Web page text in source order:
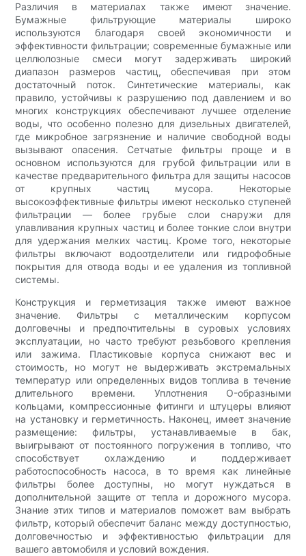
Различия в материалах также имеют значение.
Бумажные фильтрующие материалы широко
используются благодаря своей экономичности и
эффективности фильтрации; современные бумажные или
целлюлозные смеси могут задерживать широкий
диапазон размеров частиц, обеспечивая при этом
достаточный поток. Синтетические материалы, как
правило, устойчивы к разрушению под давлением и во
многих конструкциях обеспечивают лучшее отделение
воды, что особенно полезно для дизельных двигателей,
где микробное загрязнение и наличие свободной воды
вызывают опасения. Сетчатые фильтры проще и в
основном используются для грубой фильтрации или в
качестве предварительного фильтра для защиты насосов
от крупных частиц мусора. Некоторые
высокоэффективные фильтры имеют несколько ступеней
фильтрации — более грубые слои снаружи для
улавливания крупных частиц и более тонкие слои внутри
для удержания мелких частиц. Кроме того, некоторые
фильтры включают водоотделители или гидрофобные
покрытия для отвода воды и ее удаления из топливной
системы.
Конструкция и герметизация также имеют важное
значение. Фильтры с металлическим корпусом
долговечны и предпочтительны в суровых условиях
эксплуатации, но часто требуют резьбового крепления
или зажима. Пластиковые корпуса снижают вес и
стоимость, но могут не выдерживать экстремальных
температур или определенных видов топлива в течение
длительного времени. Уплотнения O-образными
кольцами, компрессионные фитинги и штуцеры влияют
на установку и герметичность. Наконец, имеет значение
размещение: фильтры, устанавливаемые в бак,
выигрывают от постоянного погружения в топливо, что
способствует охлаждению и поддерживает
работоспособность насоса, в то время как линейные
фильтры более доступны, но могут нуждаться в
дополнительной защите от тепла и дорожного мусора.
Знание этих типов и материалов поможет вам выбрать
фильтр, который обеспечит баланс между доступностью,
долговечностью и эффективностью фильтрации для
вашего автомобиля и условий вождения.